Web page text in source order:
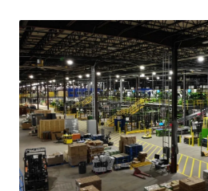
게
배
우
는
곳